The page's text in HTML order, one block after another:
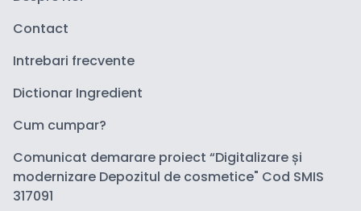
Contact
Intrebari frecvente
Dictionar Ingredient
Cum cumpar?
Comunicat demarare proiect “Digitalizare și
modernizare Depozitul de cosmetice" Cod SMIS
317091